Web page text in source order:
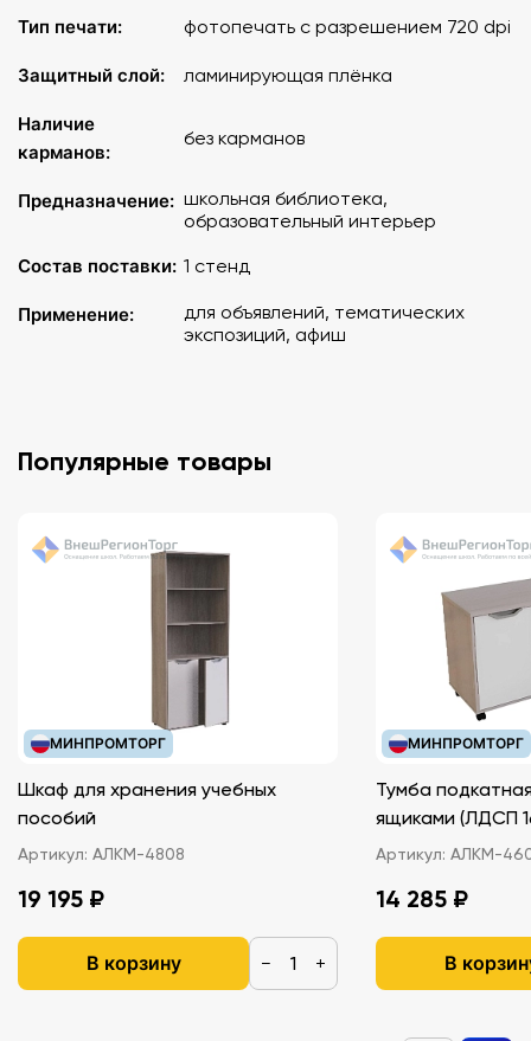
Тип печати: фотопечать с разрешением 720 dpi
Защитный слой: ламинирующая плёнка
Наличие
карманов:
без карманов
Предназначение: школьная библиотека,
образовательный интерьер
Состав поставки: 1 стенд
Применение:
для объявлений, тематических
экспозиций, афиш
Популярные товары
МИНПРОМТОРГ
Шкаф для хранения учебных
пособий
Артикул: АЛКМ-4808
19 195 ₽
В корзину − +
МИНПРОМТОРГ
Тумба
ящиками
Артикул: АЛКМ-
14 285 ₽
В